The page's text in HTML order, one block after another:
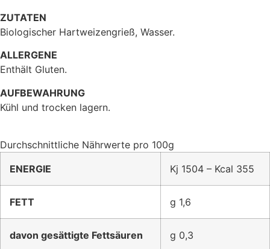
ZUTATEN
Biologischer Hartweizengrieß, Wasser.
ALLERGENE
Enthält Gluten.
AUFBEWAHRUNG
Kühl und trocken lagern.
Durchschnittliche Nährwerte pro 100g
ENERGIE
Kj 1504 – Kcal 355
FETT g 1,6
davon gesättigte Fettsäuren g 0,3